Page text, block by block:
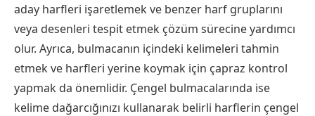
aday harfleri işaretlemek ve benzer harf gruplarını
veya desenleri tespit etmek çözüm sürecine yardımcı
olur. Ayrıca, bulmacanın içindeki kelimeleri tahmin
etmek ve harfleri yerine koymak için çapraz kontrol
yapmak da önemlidir. Çengel bulmacalarında ise
kelime dağarcığınızı kullanarak belirli harflerin çengel